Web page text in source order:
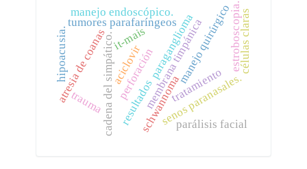
schwannoma
paraganglioma
tumores parafaríngeos
cadena del simpático.
atresia de coanas manejo quirúrgico
manejo endoscópico.
senos paranasales.
perforaciónmembrana timpánica
trauma
hipoacusia. estroboscopia.
parálisis facial
tratamiento
aciclovir células claras
it-mais
resultados